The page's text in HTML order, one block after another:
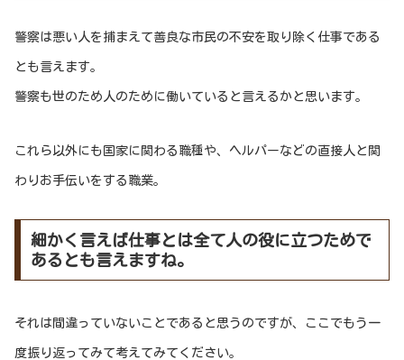
警察は悪い人を捕まえて善良な市民の不安を取り除く仕事である
とも言えます。
警察も世のため人のために働いていると言えるかと思います。
これら以外にも国家に関わる職種や、ヘルパーなどの直接人と関
わりお手伝いをする職業。
細かく言えば仕事とは全て人の役に立つためで
あるとも言えますね。
それは間違っていないことであると思うのですが、ここでもう一
度振り返ってみて考えてみてください。